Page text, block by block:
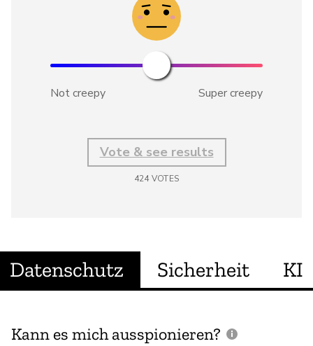
Not creepy Super creepy
Vote & see results
424VOTES
Datenschutz Sicherheit KI
Kann es mich ausspionieren?